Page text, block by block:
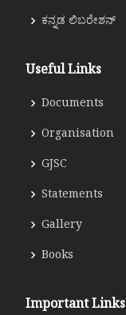
ಕನ್ನಡ ಲಿಬರೇಶನ್
Useful Links
Documents
Organisation
GJSC
Statements
Gallery
Books
Important Links